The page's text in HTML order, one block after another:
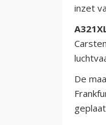
inzet
De